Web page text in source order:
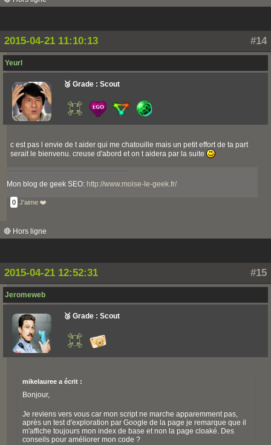
#14
2015-04-21 11:10:13
Yeurl
🥉 Grade : Scout
c est pas l envie de t aider qui me chatouille mais un petit effort de ta part
serait le bienvenu. creuse d'abord et on t aidera par la suite
Mon blog de geek SEO: http://www.moise-le-geek.fr/
0 J'aime ❤️
🔴 Hors ligne
#15
2015-04-21 12:52:31
Jeromeweb
🥉 Grade : Scout
mikelauree a écrit :
Bonjour,
Je reviens vers vous car mon script ne marche apparemment pas,
après un test d'exploration par Google de la page je remarque que il
m'affiche toujours mon index de base et non la page cloaké. Des
conseils pour améliorer mon code ?